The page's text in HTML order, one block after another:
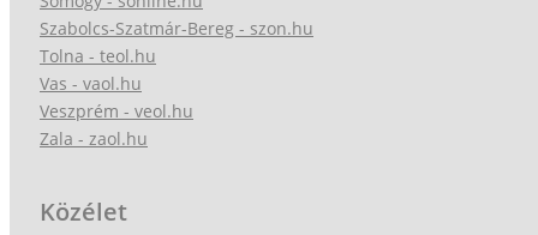
Szabolcs-Szatmár-Bereg - szon.hu
Tolna - teol.hu
Vas - vaol.hu
Veszprém - veol.hu
Zala - zaol.hu
Közélet